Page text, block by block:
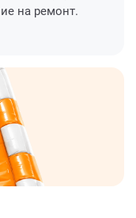
на ремонт.